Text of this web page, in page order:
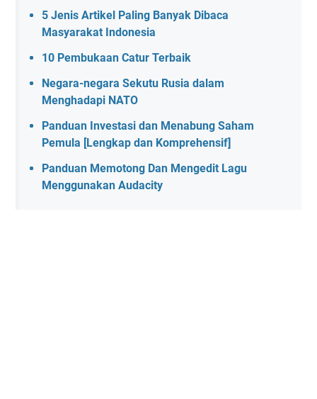
5 Jenis Artikel Paling Banyak Dibaca
Masyarakat Indonesia
10 Pembukaan Catur Terbaik
Negara-negara Sekutu Rusia dalam
Menghadapi NATO
Panduan Investasi dan Menabung Saham
Pemula [Lengkap dan Komprehensif]
Panduan Memotong Dan Mengedit Lagu
Menggunakan Audacity